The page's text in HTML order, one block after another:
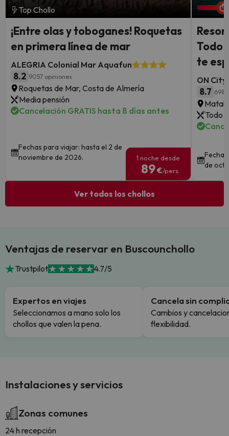
Top Chollo
¡Entre olas y toboganes! Roquetas
en primera línea de mar
ALEGRIA Colonial Mar Aquafun
8.2 9057 opiniones
Roquetas de Mar, Costa de Almería
Media pensión
Cancelación GRATIS hasta 8 días antes
Fechas para viajar: hasta el 2 de
noviembre de 2026.
1 noche desde
89€/pers.
Todo
te
ON City
8.7 698
Todo
de
Ver todos los chollos
Ventajas de reservar en Buscounchollo
Trustpilot 4.7/5
Expertos en viajes
Seleccionamos a mano solo los
chollos que valen la pena.
Cancela sin
Cambios y
flexibilidad.
Instalaciones y servicios
Zonas comunes
24 h recepción